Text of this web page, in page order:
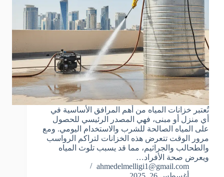
تُعتبر خزانات المياه من أهم المرافق الأساسية في
أي منزل أو مبنى، فهي المصدر الرئيسي للحصول
على المياه الصالحة للشرب والاستخدام اليومي. ومع
مرور الوقت تتعرض هذه الخزانات لتراكم الرواسب
والطحالب والجراثيم، مما قد يسبب تلوث المياه
ويعرض صحة الأفراد…
ahmedelmelligi1@gmail.com